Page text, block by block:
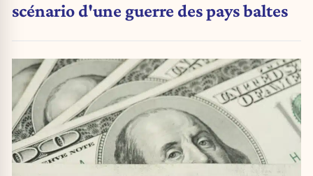
scénario d'une guerre des pays baltes